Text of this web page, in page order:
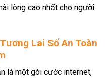
lòng cao nhất cho người
Lai Số An Toàn
là một gói cước internet,